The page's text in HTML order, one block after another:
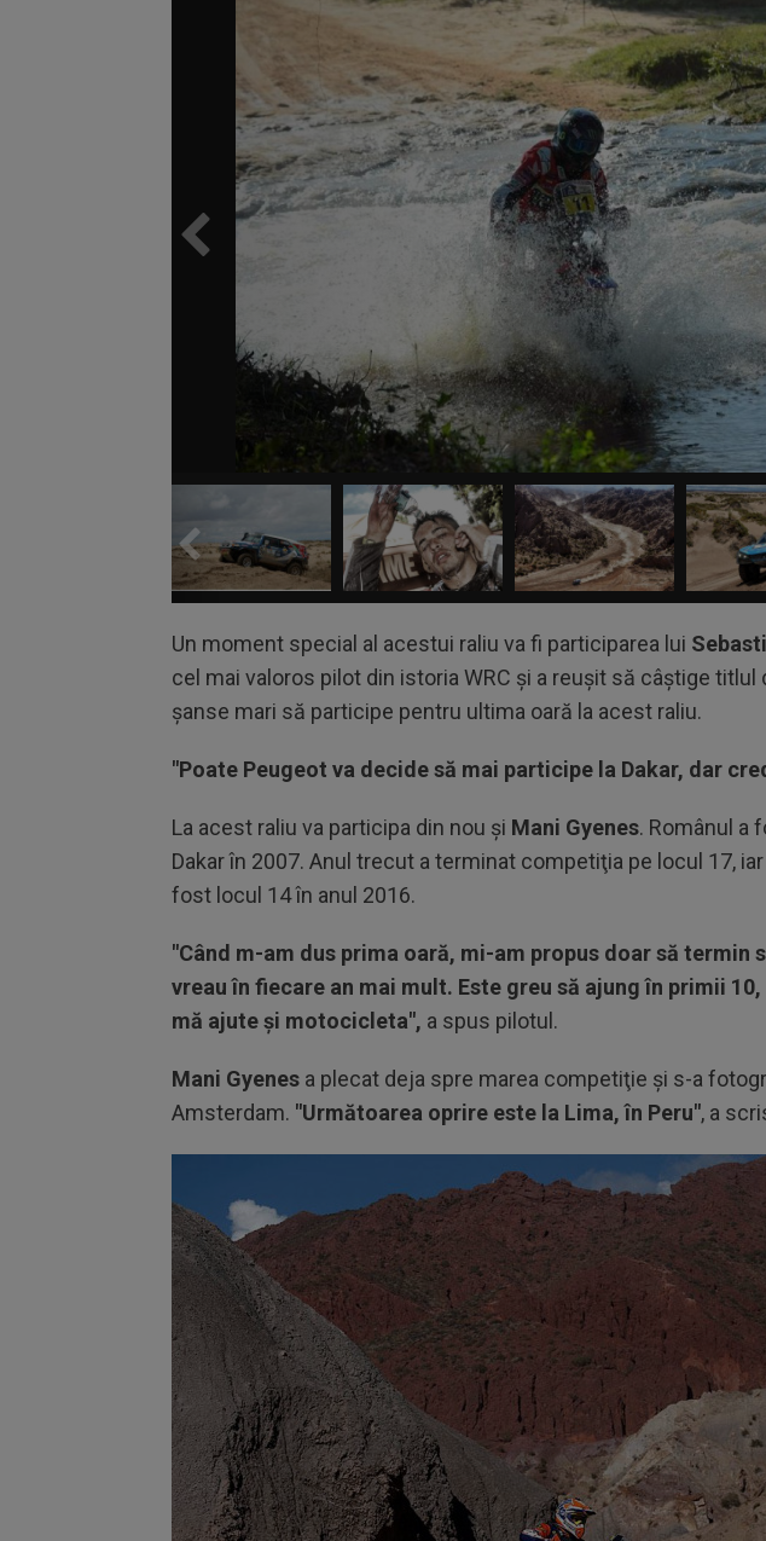
Un moment special al acestui raliu va fi participarea lui
cel mai valoros pilot din istoria WRC şi a reuşit să câştige
şanse mari să participe pentru ultima oară la acest raliu.
"Poate Peugeot va decide să mai participe la Dakar, dar
La acest raliu va participa din nou şi Mani Gyenes. Românul a
Dakar în 2007. Anul trecut a terminat competiţia pe locul 17,
fost locul 14 în anul 2016.
"Când m-am dus prima oară, mi-am propus doar să termin
vreau în fiecare an mai mult. Este greu să ajung în primii
mă ajute şi motocicleta", a spus pilotul.
Mani Gyenes a plecat deja spre marea competiţie şi s-a
Amsterdam. "Următoarea oprire este la Lima, în Peru", a